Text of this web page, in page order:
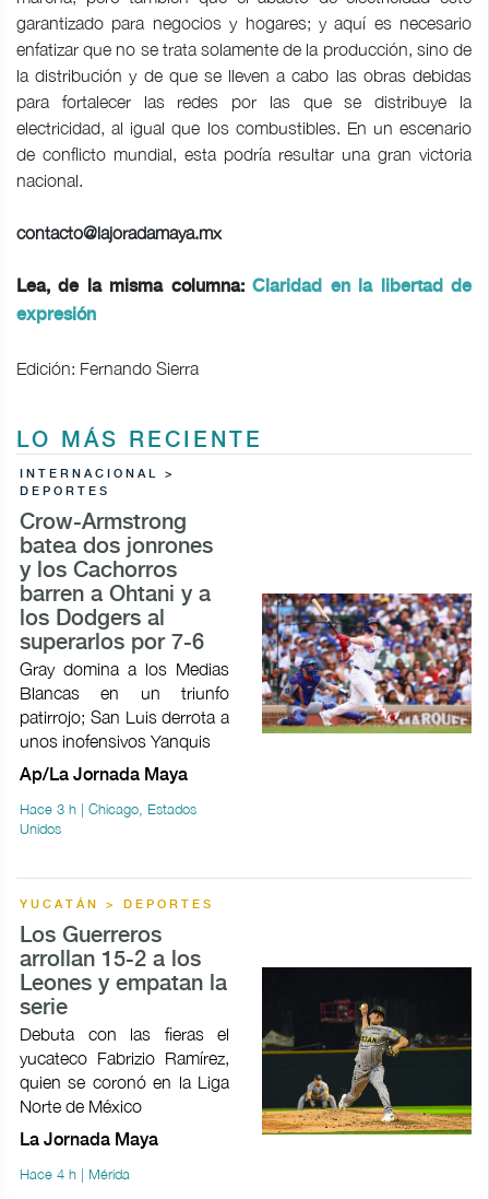
garantizado para negocios y hogares; y aquí es necesario
enfatizar que no se trata solamente de la producción, sino de
la distribución y de que se lleven a cabo las obras debidas
para fortalecer las redes por las que se distribuye la
electricidad, al igual que los combustibles. En un escenario
de conflicto mundial, esta podría resultar una gran victoria
nacional.
contacto@lajoradamaya.mx
Lea, de la misma columna:Claridad en la libertad de
expresión
Edición: Fernando Sierra
LO MÁS RECIENTE
INTERNACIONAL >
DEPORTES
Crow-Armstrong
batea dos jonrones
y los Cachorros
barren a Ohtani y a
los Dodgers al
superarlos por 7-6
Gray domina a los Medias
Blancas en un triunfo
patirrojo; San Luis derrota a
unos inofensivos Yanquis
Ap/La Jornada Maya
Hace 3 h | Chicago, Estados
Unidos
YUCATÁN > DEPORTES
Los Guerreros
arrollan 15-2 a los
Leones y empatan la
serie
Debuta con las fieras el
yucateco Fabrizio Ramírez,
quien se coronó en la Liga
Norte de México
La Jornada Maya
Hace 4 h | Mérida